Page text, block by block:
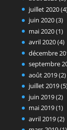
juillet 2020
juin 2020(3)
mai 2020(1)
avril 2020(4)
décembre
septembre
août 2019(2)
juillet 2019
juin 2019(2)
mai 2019(1)
avril 2019(2)